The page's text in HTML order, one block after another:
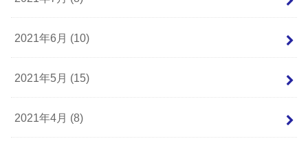
2021年6月 (10)
2021年5月 (15)
2021年4月 (8)